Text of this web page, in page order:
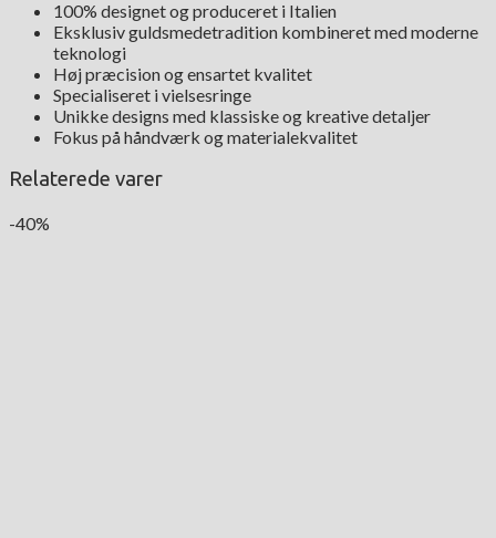
100% designet og produceret i Italien
Eksklusiv guldsmedetradition kombineret med moderne
teknologi
Høj præcision og ensartet kvalitet
Specialiseret i vielsesringe
Unikke designs med klassiske og kreative detaljer
Fokus på håndværk og materialekvalitet
Relaterede varer
-40%